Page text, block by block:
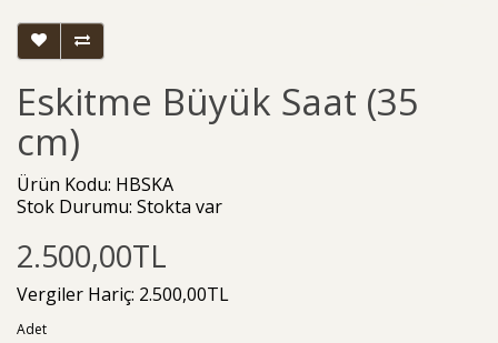
Eskitme Büyük Saat (35
cm)
Ürün Kodu: HBSKA
Stok Durumu: Stokta var
2.500,00TL
Vergiler Hariç: 2.500,00TL
Adet